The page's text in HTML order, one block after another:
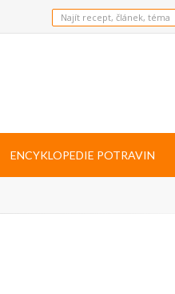
ENCYKLOPEDIE POTRAVIN